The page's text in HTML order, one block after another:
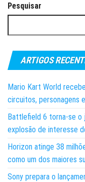
Pesquisar
ARTIGOS
Mario Kart World
circuitos, personagens
Battlefield 6 torna-se o
explosão de interesse
Horizon atinge 38
como um dos maiores
Sony prepara o